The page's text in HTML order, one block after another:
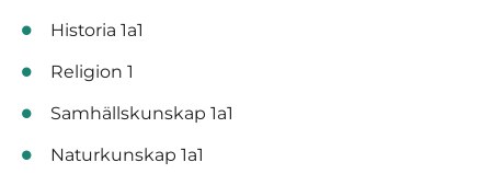
Historia 1a1
Religion 1
Samhällskunskap 1a1
Naturkunskap 1a1